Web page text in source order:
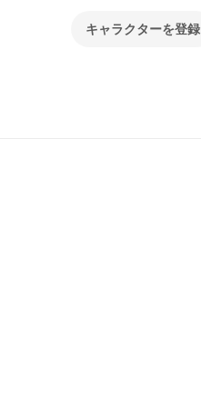
キャラクターを登録